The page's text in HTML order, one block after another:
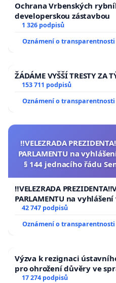
Ochrana Vrbenských
developerskou zástavbou
1 326 podpisů
Oznámení o transparentnosti
ŽÁDÁME VYŠŠÍ TRESTY ZA
153 711 podpisů
Oznámení o transparentnosti
‼️VELEZRADA
PARLAMENTU na
§ 144 jednacího řádu
‼️VELEZRADA
PARLAMENTU na
144 jednacího řádu
usnesení k podání ústavní
republiky
42 747 podpisů
Oznámení o transparentnosti
Výzva k rezignaci
pro ohrožení důvěry ve
17 274 podpisů